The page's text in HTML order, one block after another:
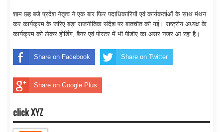
शाम छह बजे प्रदेश नेतृत्व ने एक बार फिर पदाधिकारियों एवं कार्यकर्ताओं के साथ मंथन
कर कार्यक्रम के जरिए बड़ा राजनीतिक संदेश पर बातचीत की गई। राष्ट्रीय अध्यक्ष के
कार्यक्रम को लेकर होर्डिंग, बैनर एवं पोस्टर में भी पीडीए का असर नजर आ रहा है।
Share on Facebook Share on Twitter
Share on Google Plus
click XYZ